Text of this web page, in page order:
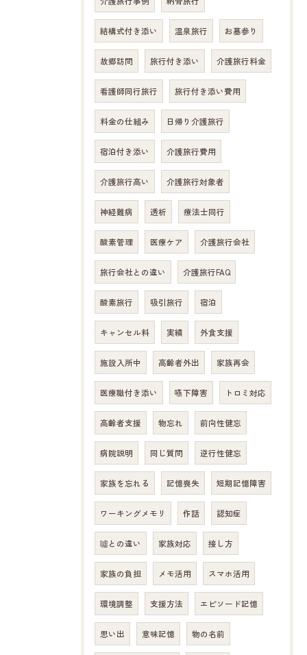
結構式付き添い 温泉旅行 お墓参り
故郷訪問 旅行付き添い 介護旅行料金
看護師同行旅行 旅行付き添い費用
料金の仕組み 日帰り介護旅行
宿泊付き添い 介護旅行費用
介護旅行高い 介護旅行対象者
神経難病 透析 療法士同行
酸素管理 医療ケア 介護旅行会社
旅行会社との違い 介護旅行FAQ
酸素旅行 吸引旅行 宿泊
キャンセル料 実績 外食支援
施設入所中 高齢者外出 家族再会
医療職付き添い 嚥下障害 トロミ対応
高齢者支援 物忘れ 前向性健忘
病院説明 同じ質問 逆行性健忘
家族を忘れる 記憶喪失 短期記憶障害
ワーキングメモリ 作話 認知症
噓との違い 家族対応 接し方
家族の負担 メモ活用 スマホ活用
環境調整 支援方法 エピソード記憶
思い出 意味記憶 物の名前